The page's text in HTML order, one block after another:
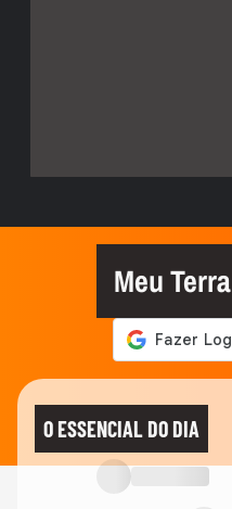
Meu Terra
O ESSENCIAL DO DIA